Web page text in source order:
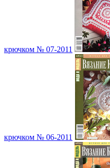
крючком № 07-2011
крючком № 06-2011